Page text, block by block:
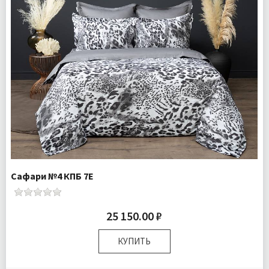
Сафари №4 КПБ 7Е
25 150.00 ₽
КУПИТЬ